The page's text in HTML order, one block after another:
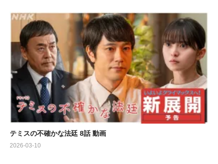
出演:
松山ケンイチ，鳴海唯，恒松祐里，山崎樹範，市川実日子，和久
井映見，遠藤憲一，小林虎之介
テミスの不確かな法廷 8話 動画
2026-03-10